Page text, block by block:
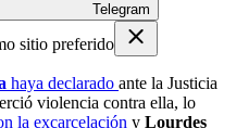
Telegram
sitio preferido
haya declarado ante la Justicia
violencia contra ella, lo
la excarcelación y Lourdes